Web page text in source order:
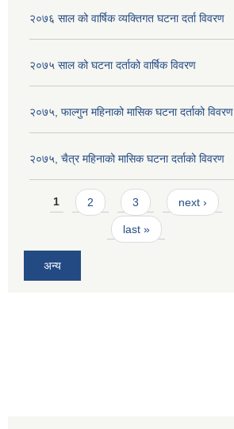
२०७६ साल को वार्षिक व्यक्तिगत घटना दर्ता विवरण
२०७५ साल को घटना दर्ताको वार्षिक विवरण
२०७५, फाल्गुन महिनाको मासिक घटना दर्ताको विवरण
२०७५, चैत्र महिनाको मासिक घटना दर्ताको विवरण
Pages
1 2 3 next ›
last »
अन्य